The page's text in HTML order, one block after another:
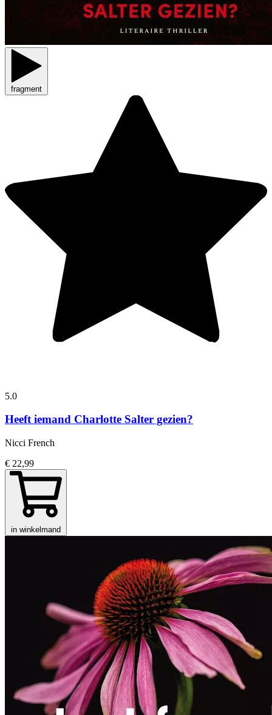
fragment
5.0
Heeft iemand Charlotte Salter gezien?
Nicci French
€ 22,99
in winkelmand